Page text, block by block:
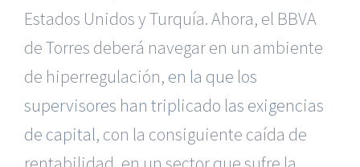
Estados Unidos y Turquía. Ahora, el BBVA
de Torres deberá navegar en un ambiente
de hiperregulación, en la que los
supervisores han triplicado las exigencias
de capital, con la consiguiente caída de